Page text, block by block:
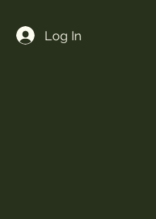
Log In